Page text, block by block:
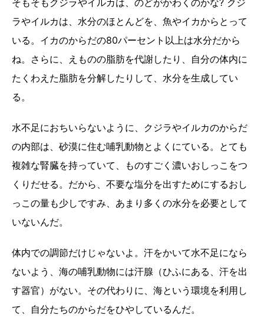
そもそもクジラやイルカは、のどがかわくのかな? クジ
ラやイルカは、水分のほとんどを、魚やイカからとって
いる。イカのからだの80パーセント以上は水分だから
ね。さらに、えものの脂肪を代謝したり、自分の体内に
たくわえた脂肪を分解したりして、水分を生成してい
る。
水不足におちいらないように、クジラやイルカのからだ
の内部は、砂漠に住む哺乳動物とよくにている。とても
複雑な腎臓を持っていて、ものすごく濃いおしっこをつ
くりだせる。だから、不要な塩分を出すためにするおし
っこの量も少しですみ、あまり多くの水分を必要として
いないんだ。
体内での調節だけじゃないよ。汗をかいて水不足になら
ないよう、海の哺乳動物には汗腺（ひふにある、汗を出
す器官）がない。その代わりに、海という環境を利用し
て、自分たちのからだをひやしているんだ。